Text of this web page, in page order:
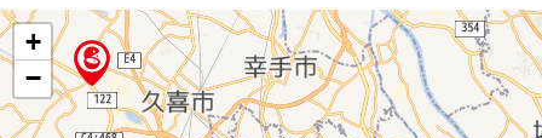
+
−